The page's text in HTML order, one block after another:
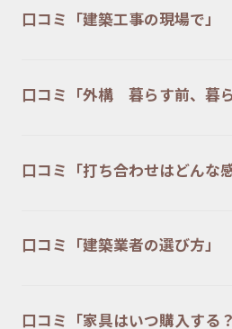
口コミ「建築工事の現場で」
口コミ「外構 暮らす前、暮ら
口コミ「打ち合わせはどんな
口コミ「建築業者の選び方」
口コミ「家具はいつ購入する？